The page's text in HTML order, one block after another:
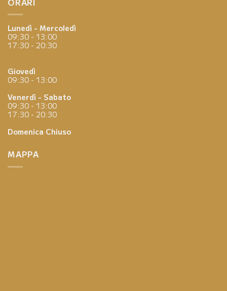
Lunedì - Mercoledì
09:30 - 13:00
17:30 - 20:30
Giovedì
09:30 - 13:00
Venerdì - Sabato
09:30 - 13:00
17:30 - 20:30
Domenica Chiuso
MAPPA